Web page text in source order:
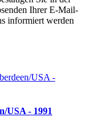
Ihrer E-Mail-
informiert werden
USA - 1991